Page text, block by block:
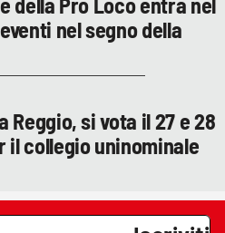
nel segno della
Reggio, si vota il 27 e 28
il collegio uninominale